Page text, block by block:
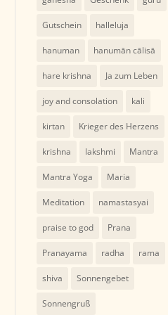
Gutschein halleluja
hanuman hanumān cālisā
hare krishna Ja zum Leben
joy and consolation kali
kirtan Krieger des Herzens
krishna lakshmi Mantra
Mantra Yoga Maria
Meditation namastasyai
praise to god Prana
Pranayama radha rama
shiva Sonnengebet
Sonnengruß